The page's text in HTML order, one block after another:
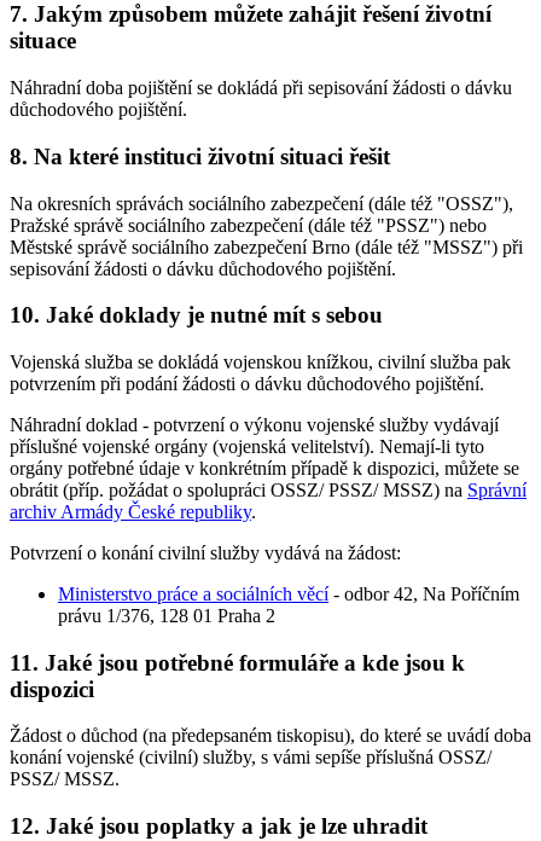
7. Jakým způsobem můžete zahájit řešení životní
situace
Náhradní doba pojištění se dokládá při sepisování žádosti o dávku
důchodového pojištění.
8. Na které instituci životní situaci řešit
Na okresních správách sociálního zabezpečení (dále též "OSSZ"),
Pražské správě sociálního zabezpečení (dále též "PSSZ") nebo
Městské správě sociálního zabezpečení Brno (dále též "MSSZ") při
sepisování žádosti o dávku důchodového pojištění.
10. Jaké doklady je nutné mít s sebou
Vojenská služba se dokládá vojenskou knížkou, civilní služba pak
potvrzením při podání žádosti o dávku důchodového pojištění.
Náhradní doklad - potvrzení o výkonu vojenské služby vydávají
příslušné vojenské orgány (vojenská velitelství). Nemají-li tyto
orgány potřebné údaje v konkrétním případě k dispozici, můžete se
obrátit (příp. požádat o spolupráci OSSZ/ PSSZ/ MSSZ) na Správní
archiv Armády České republiky.
Potvrzení o konání civilní služby vydává na žádost:
Ministerstvo práce a sociálních věcí- odbor 42, Na Poříčním
právu 1/376, 128 01 Praha 2
11. Jaké jsou potřebné formuláře a kde jsou k
dispozici
Žádost o důchod (na předepsaném tiskopisu), do které se uvádí doba
konání vojenské (civilní) služby, s vámi sepíše příslušná OSSZ/
PSSZ/ MSSZ.
12. Jaké jsou poplatky a jak je lze uhradit